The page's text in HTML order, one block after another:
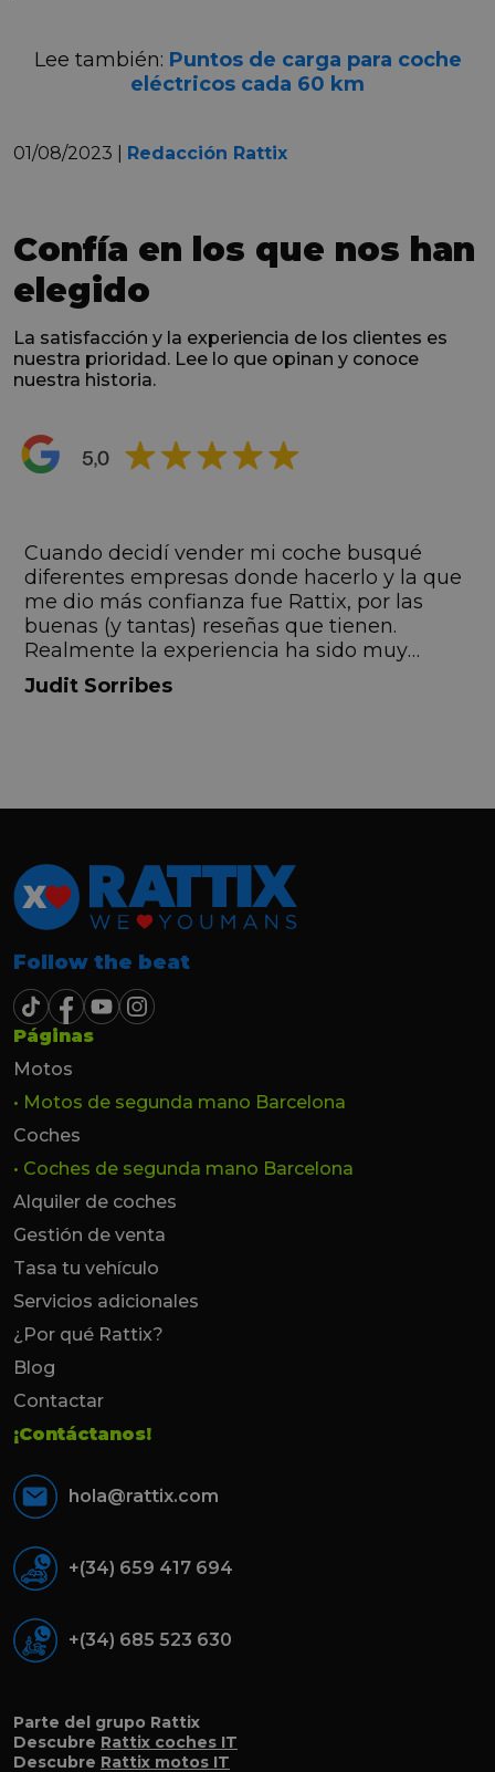
Lee también: Puntos de carga para coche
eléctricos cada 60 km
01/08/2023 | Redacción Rattix
Confía en los que nos han
elegido
La satisfacción y la experiencia de los clientes es
nuestra prioridad. Lee lo que opinan y conoce
nuestra historia.
Cuando decidí vender mi coche busqué
diferentes empresas donde hacerlo y la que
me dio más confianza fue Rattix, por las
buenas (y tantas) reseñas que tienen.
Realmente la experiencia ha sido muy
buena, Carolina ha sido siempre muy atenta
y profesional. Finalmente mi hermana se
Judit Sorribes
Follow the beat
Páginas
Motos
• Motos de segunda mano Barcelona
Coches
• Coches de segunda mano Barcelona
Alquiler de coches
Gestión de venta
Tasa tu vehículo
Servicios adicionales
¿Por qué Rattix?
Blog
Contactar
¡Contáctanos!
hola@rattix.com
+(34) 659 417 694
+(34) 685 523 630
Parte del grupo Rattix
Descubre Rattix coches IT
Descubre Rattix motos IT